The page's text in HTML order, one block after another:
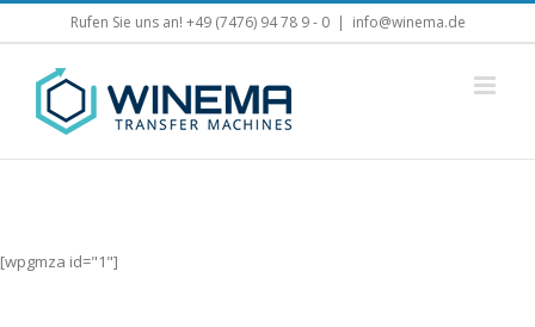
Skip
Rufen Sie uns an! +49 (7476) 94 78 9 - 0 | info@winema.de
[wpgmza id="1"]